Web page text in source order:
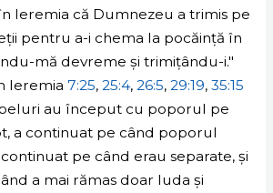
Ieremia că Dumnezeu a trimis pe
pentru a-i chema la pocăință în
mă devreme și trimițându-i."
Ieremia 7:25, 25:4, 26:5, 29:19, 35:15
au început cu poporul pe
a continuat pe când poporul
pe când erau separate, și
a mai rămas doar Iuda și